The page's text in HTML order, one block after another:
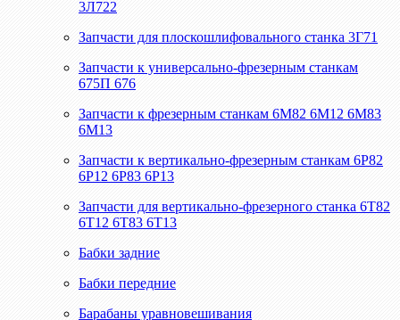
3Л722
Запчасти для плоскошлифовального станка 3Г71
Запчасти к универсально-фрезерным станкам
675П 676
Запчасти к фрезерным станкам 6М82 6М12 6М83
6М13
Запчасти к вертикально-фрезерным станкам 6Р82
6Р12 6Р83 6Р13
Запчасти для вертикально-фрезерного станка 6Т82
6Т12 6Т83 6Т13
Бабки задние
Бабки передние
Барабаны уравновешивания